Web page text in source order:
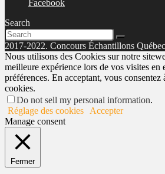
Facebook
Search
2017-2022. Concours Échantillons
Nous utilisons des Cookies sur notre
meilleure expérience lors de vos visites en
préférences. En acceptant, vous
cookies.
Do not sell my personal information.
Réglage des cookies
Accepter
Manage consent
Fermer